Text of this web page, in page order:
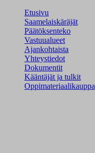
Etusivu
Saamelaiskäräjät
Päätöksenteko
Vastuualueet
Ajankohtaista
Yhteystiedot
Dokumentit
Kääntäjät ja tulkit
Oppimateriaalikauppa